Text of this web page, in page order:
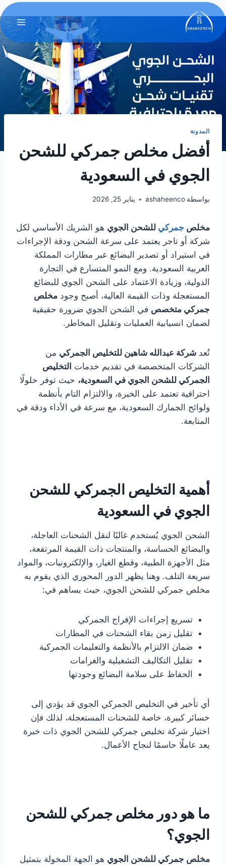
المدونة
أفضل مخلص جمركي للشحن
الجوي في السعودية
بواسطة ashaheenco يناير 25, 2026
مخلص جمركي للشحن الجوي هو الشريك الأساسي لكل
شركة أو تاجر يعتمد على سرعة الشحن ودقة الإجراءات
في استيراد أو تصدير البضائع عبر مطارات المملكة
العربية السعودية. ومع النمو المتسارع في التجارة
الدولية، وزيادة الاعتماد على الشحن الجوي للبضائع
المستعجلة وذات القيمة العالية، أصبح وجود مخلص
جمركي متخصص في الشحن الجوي ضرورة حقيقية
لضمان انسيابية العمليات وتقليل المخاطر.
تُعد شركة عبدالله شاهين للتخليص الجمركي من
الشركات المتخصصة في تقديم خدمات التخليص
الجمركي للشحن الجوي في السعودية، حيث توفر حلولًا
احترافية تعتمد على الخبرة، والالتزام التام بأنظمة
ولوائح الجمارك السعودية، مع سرعة في الأداء ودقة في
المتابعة.
أهمية التخليص الجمركي للشحن
الجوي في السعودية
الشحن الجوي يُستخدم غالبًا لنقل الشحنات العاجلة،
والبضائع الحساسة، والمنتجات ذات القيمة المرتفعة،
مثل الأجهزة الطبية، وقطع الغيار، والإلكترونيات، والمواد
سريعة التلف. وهنا يظهر الدور المحوري الذي يقوم به
مخلص جمركي للشحن الجوي، حيث يساهم في:
تسريع إجراءات الإفراج الجمركي
تقليل زمن بقاء الشحنات في المطارات
ضمان الالتزام بالأنظمة والتعليمات الجمركية
تقليل التكاليف التشغيلية والغرامات
الحفاظ على سلامة البضائع وجودتها
أي تأخير في التخليص الجمركي الجوي قد يؤدي إلى
خسائر كبيرة، خاصة للشحنات المستعجلة، لذلك فإن
اختيار شركة تخليص جمركي للشحن الجوي ذات خبرة
يعد عاملًا حاسمًا لنجاح الأعمال.
ما هو دور مخلص جمركي للشحن
الجوي؟
مخلص جمركي للشحن الجوي هو الجهة المخولة بتمثيل